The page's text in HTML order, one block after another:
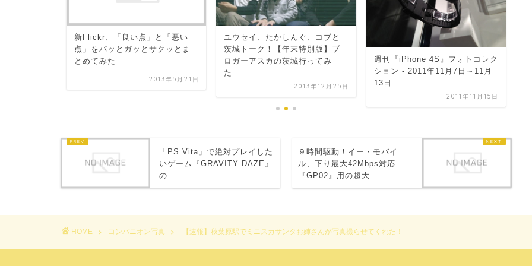
新Flickr、「良い点」と「悪い
点」をパッとガッとサクッとま
とめてみた
2013年5月21日
ユウセイ、たかしんぐ、コブと
茨城トーク！【年末特別版】ブ
ロガーアスカの茨城行ってみ
た...
2013年12月25日
週刊『iPhone 4S』フォトコレク
ション - 2011年11月7日～11月
13日
2011年11月15日
「PS Vita」で絶対プレイした
いゲーム『GRAVITY DAZE』
の...
９時間駆動！イー・モバイ
ル、下り最大42Mbps対応
『GP02』用の超大...
HOME コンパニオン写真 【速報】秋葉原駅でミニスカサンタお姉さんが写真撮らせてくれた！